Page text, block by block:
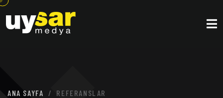
ANA SAYFA REFERANSLAR